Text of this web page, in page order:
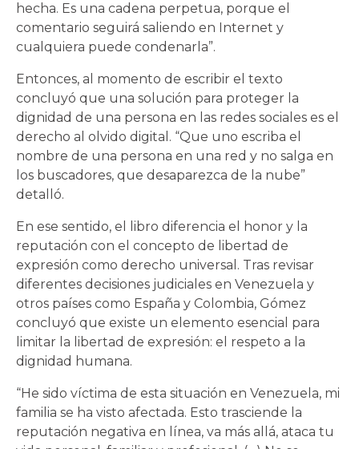
hecha. Es una cadena perpetua, porque el
comentario seguirá saliendo en Internet y
cualquiera puede condenarla”.
Entonces, al momento de escribir el texto
concluyó que una solución para proteger la
dignidad de una persona en las redes sociales es el
derecho al olvido digital. “Que uno escriba el
nombre de una persona en una red y no salga en
los buscadores, que desaparezca de la nube”
detalló.
En ese sentido, el libro diferencia el honor y la
reputación con el concepto de libertad de
expresión como derecho universal. Tras revisar
diferentes decisiones judiciales en Venezuela y
otros países como España y Colombia, Gómez
concluyó que existe un elemento esencial para
limitar la libertad de expresión: el respeto a la
dignidad humana.
“He sido víctima de esta situación en Venezuela, mi
familia se ha visto afectada. Esto trasciende la
reputación negativa en línea, va más allá, ataca tu